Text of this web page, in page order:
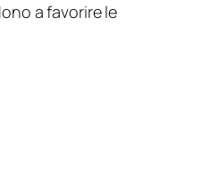
a favorire le